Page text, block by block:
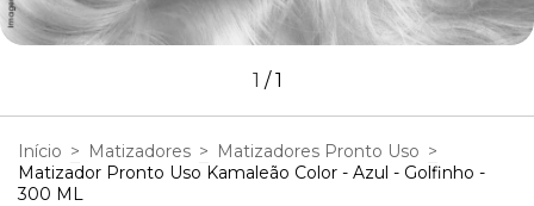
1 /1
Início > Matizadores > Matizadores Pronto Uso >
Matizador Pronto Uso Kamaleão Color - Azul - Golfinho -
300 ML